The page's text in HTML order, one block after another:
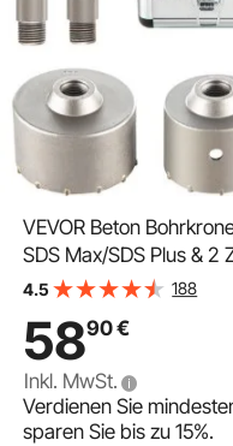
VEVOR Beton
SDS Max/SDS Plus & 2
Steckdosenbohrer
Wandmaterial
4.5 188
5890€
Inkl. MwSt.
Verdienen Sie
sparen Sie bis zu15%.